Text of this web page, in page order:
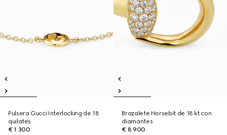
Pulsera Gucci Interlocking de 18
quilates
€ 1.300
Brazalete Horsebit de 18 kt con
diamantes
€ 8.900